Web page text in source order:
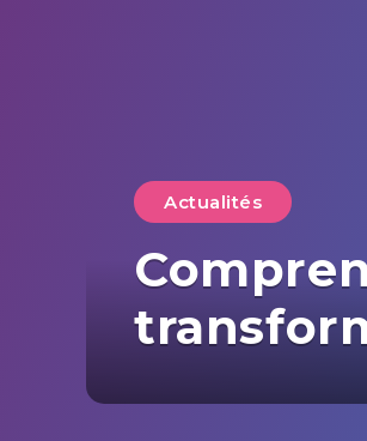
Actualités